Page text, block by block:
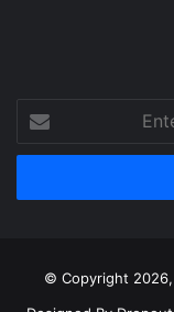
your
Email
© Copyright